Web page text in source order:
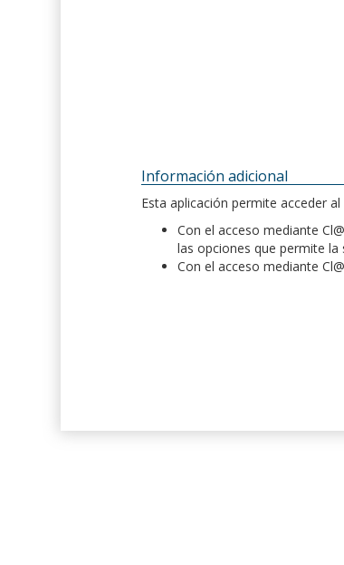
Información adicional
Esta aplicación permite acceder
Con el acceso mediante
las opciones que permite la
Con el acceso mediante